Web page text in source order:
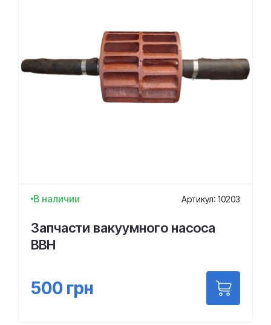
В наличии Артикул: 10203
Запчасти вакуумного насоса
ВВН
500 грн